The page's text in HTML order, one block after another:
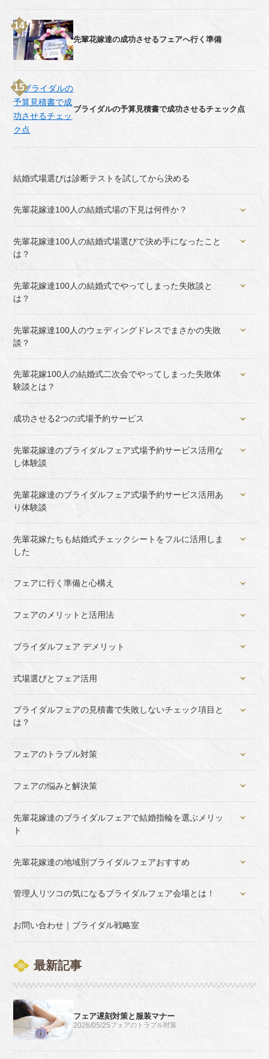
先輩花嫁達の成功させるフェアへ行く準備
ブライダルの予算見積書で成功させるチェック点
結婚式場選びは診断テストを試してから決める
先輩花嫁達100人の結婚式場の下見は何件か？
先輩花嫁達100人の結婚式場選びで決め手になったこと
は？
先輩花嫁達100人の結婚式でやってしまった失敗談と
は？
先輩花嫁達100人のウェディングドレスでまさかの失敗
談？
先輩花嫁100人の結婚式二次会でやってしまった失敗体
験談とは？
成功させる2つの式場予約サービス
先輩花嫁達のブライダルフェア式場予約サービス活用な
し体験談
先輩花嫁達のブライダルフェア式場予約サービス活用あ
り体験談
先輩花嫁たちも結婚式チェックシートをフルに活用しま
した
フェアに行く準備と心構え
フェアのメリットと活用法
ブライダルフェア デメリット
式場選びとフェア活用
ブライダルフェアの見積書で失敗しないチェック項目と
は？
フェアのトラブル対策
フェアの悩みと解決策
先輩花嫁達のブライダルフェアで結婚指輪を選ぶメリッ
ト
先輩花嫁達の地域別ブライダルフェアおすすめ
管理人リツコの気になるブライダルフェア会場とは！
お問い合わせ｜ブライダル戦略室
最新記事
フェア遅刻対策と服装マナー
2026/05/25フェアのトラブル対策